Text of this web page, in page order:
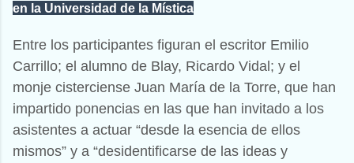
en la Universidad de la Mística
Entre los participantes figuran el escritor Emilio
Carrillo; el alumno de Blay, Ricardo Vidal; y el
monje cisterciense Juan María de la Torre, que han
impartido ponencias en las que han invitado a los
asistentes a actuar “desde la esencia de ellos
mismos” y a “desidentificarse de las ideas y